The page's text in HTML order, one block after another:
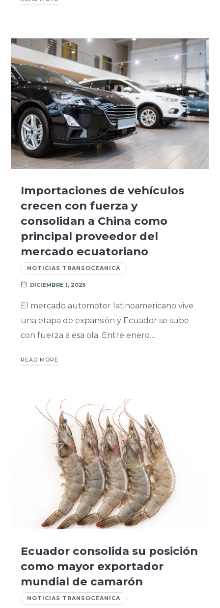
Importaciones de vehículos
crecen con fuerza y
consolidan a China como
principal proveedor del
mercado ecuatoriano
NOTICIAS TRANSOCEANICA
DICIEMBRE 1, 2025
El mercado automotor latinoamericano vive
una etapa de expansión y Ecuador se sube
con fuerza a esa ola. Entre enero…
READ MORE
Ecuador consolida su posición
como mayor exportador
mundial de camarón
NOTICIAS TRANSOCEANICA